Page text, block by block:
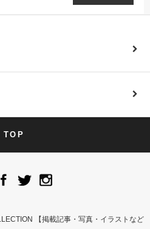
TOP
【掲載記事・写真・イラストなど